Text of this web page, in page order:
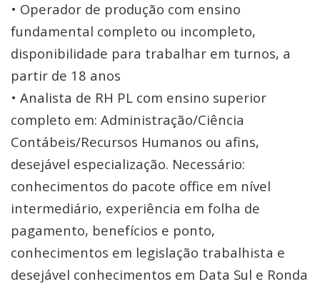
• Operador de produção com ensino
fundamental completo ou incompleto,
disponibilidade para trabalhar em turnos, a
partir de 18 anos
• Analista de RH PL com ensino superior
completo em: Administração/Ciência
Contábeis/Recursos Humanos ou afins,
desejável especialização. Necessário:
conhecimentos do pacote office em nível
intermediário, experiência em folha de
pagamento, benefícios e ponto,
conhecimentos em legislação trabalhista e
desejável conhecimentos em Data Sul e Ronda